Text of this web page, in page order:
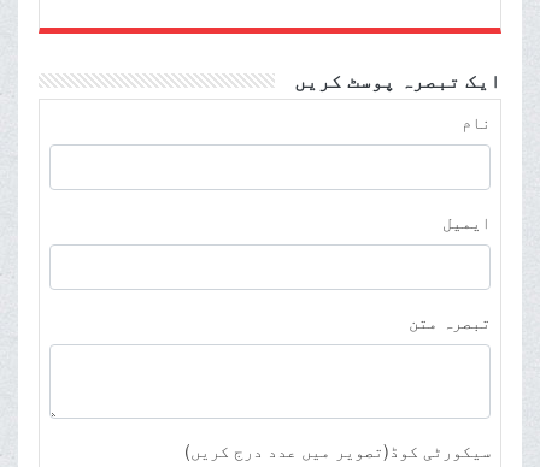
ایک تبصرہ پوسٹ کریں
نام
ایمیل
تبصرہ متن
سیکورٹی کوڈ(تصویر میں عدد درج کریں)